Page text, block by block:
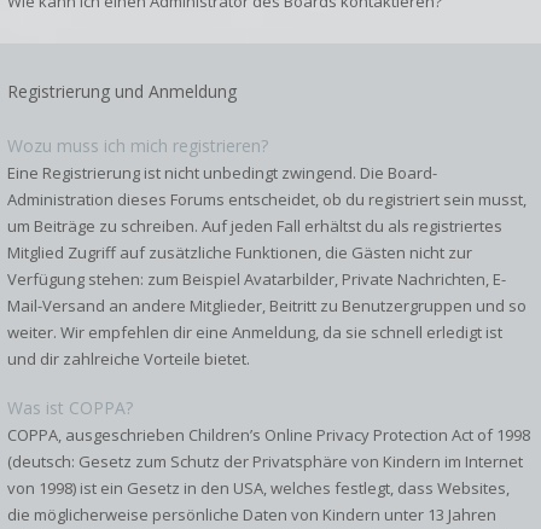
Registrierung und Anmeldung
Wozu muss ich mich registrieren?
Eine Registrierung ist nicht unbedingt zwingend. Die Board-
Administration dieses Forums entscheidet, ob du registriert sein musst,
um Beiträge zu schreiben. Auf jeden Fall erhältst du als registriertes
Mitglied Zugriff auf zusätzliche Funktionen, die Gästen nicht zur
Verfügung stehen: zum Beispiel Avatarbilder, Private Nachrichten, E-
Mail-Versand an andere Mitglieder, Beitritt zu Benutzergruppen und so
weiter. Wir empfehlen dir eine Anmeldung, da sie schnell erledigt ist
und dir zahlreiche Vorteile bietet.
Was ist COPPA?
COPPA, ausgeschrieben Children’s Online Privacy Protection Act of 1998
(deutsch: Gesetz zum Schutz der Privatsphäre von Kindern im Internet
von 1998) ist ein Gesetz in den USA, welches festlegt, dass Websites,
die möglicherweise persönliche Daten von Kindern unter 13 Jahren